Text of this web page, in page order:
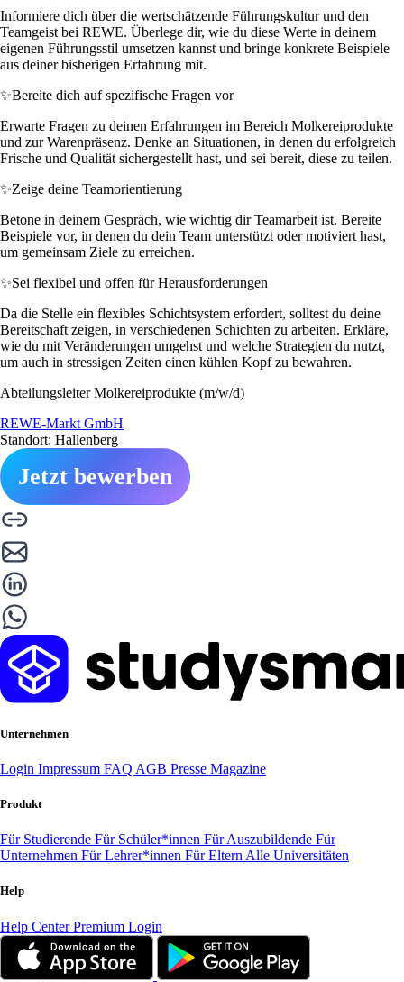
Informiere dich über die wertschätzende Führungskultur und den
Teamgeist bei REWE. Überlege dir, wie du diese Werte in deinem
eigenen Führungsstil umsetzen kannst und bringe konkrete Beispiele
aus deiner bisherigen Erfahrung mit.
✨Bereite dich auf spezifische Fragen vor
Erwarte Fragen zu deinen Erfahrungen im Bereich Molkereiprodukte
und zur Warenpräsenz. Denke an Situationen, in denen du erfolgreich
Frische und Qualität sichergestellt hast, und sei bereit, diese zu teilen.
✨Zeige deine Teamorientierung
Betone in deinem Gespräch, wie wichtig dir Teamarbeit ist. Bereite
Beispiele vor, in denen du dein Team unterstützt oder motiviert hast,
um gemeinsam Ziele zu erreichen.
✨Sei flexibel und offen für Herausforderungen
Da die Stelle ein flexibles Schichtsystem erfordert, solltest du deine
Bereitschaft zeigen, in verschiedenen Schichten zu arbeiten. Erkläre,
wie du mit Veränderungen umgehst und welche Strategien du nutzt,
um auch in stressigen Zeiten einen kühlen Kopf zu bewahren.
Abteilungsleiter Molkereiprodukte (m/w/d)
REWE-Markt GmbH
Standort: Hallenberg
Jetzt bewerben
Unternehmen
Login Impressum FAQ AGB Presse Magazine
Produkt
Für Studierende Für Schüler*innen Für Auszubildende Für
Unternehmen Für Lehrer*innen Für Eltern Alle Universitäten
Help
Help CenterPremium Login